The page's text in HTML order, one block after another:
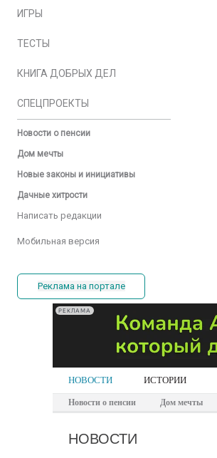
ИГРЫ
ТЕСТЫ
КНИГА ДОБРЫХ ДЕЛ
СПЕЦПРОЕКТЫ
Новости о пенсии
Дом мечты
Новые законы и инициативы
Дачные хитрости
Написать редакции
Мобильная версия
Реклама на портале
РЕКЛАМА
НОВОСТИ ИСТОРИИ
Новости о пенсии Дом мечты
НОВОСТИ